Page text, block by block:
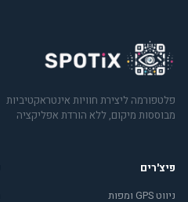
פלטפורמה ליצירת חוויות אינטראקטיביות
מבוססות מיקום, ללא הורדת אפליקציה
פיצ'רים
ניווט GPS ומפות